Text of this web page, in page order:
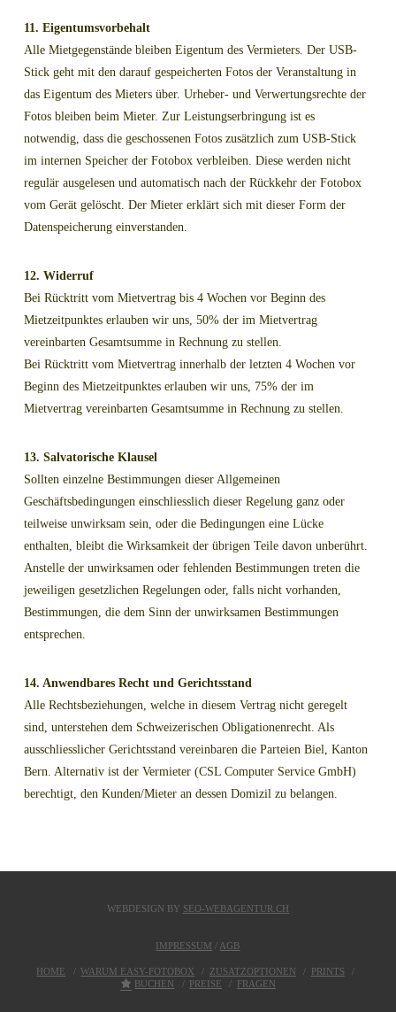
11. Eigentumsvorbehalt
Alle Mietgegenstände bleiben Eigentum des Vermieters. Der USB-
Stick geht mit den darauf gespeicherten Fotos der Veranstaltung in
das Eigentum des Mieters über. Urheber- und Verwertungsrechte der
Fotos bleiben beim Mieter. Zur Leistungserbringung ist es
notwendig, dass die geschossenen Fotos zusätzlich zum USB-Stick
im internen Speicher der Fotobox verbleiben. Diese werden nicht
regulär ausgelesen und automatisch nach der Rückkehr der Fotobox
vom Gerät gelöscht. Der Mieter erklärt sich mit dieser Form der
Datenspeicherung einverstanden.
12. Widerruf
Bei Rücktritt vom Mietvertrag bis 4 Wochen vor Beginn des
Mietzeitpunktes erlauben wir uns, 50% der im Mietvertrag
vereinbarten Gesamtsumme in Rechnung zu stellen.
Bei Rücktritt vom Mietvertrag innerhalb der letzten 4 Wochen vor
Beginn des Mietzeitpunktes erlauben wir uns, 75% der im
Mietvertrag vereinbarten Gesamtsumme in Rechnung zu stellen.
13. Salvatorische Klausel
Sollten einzelne Bestimmungen dieser Allgemeinen
Geschäftsbedingungen einschliesslich dieser Regelung ganz oder
teilweise unwirksam sein, oder die Bedingungen eine Lücke
enthalten, bleibt die Wirksamkeit der übrigen Teile davon unberührt.
Anstelle der unwirksamen oder fehlenden Bestimmungen treten die
jeweiligen gesetzlichen Regelungen oder, falls nicht vorhanden,
Bestimmungen, die dem Sinn der unwirksamen Bestimmungen
entsprechen.
14. Anwendbares Recht und Gerichtsstand
Alle Rechtsbeziehungen, welche in diesem Vertrag nicht geregelt
sind, unterstehen dem Schweizerischen Obligationenrecht. Als
ausschliesslicher Gerichtsstand vereinbaren die Parteien Biel, Kanton
Bern. Alternativ ist der Vermieter (CSL Computer Service GmbH)
berechtigt, den Kunden/Mieter an dessen Domizil zu belangen.
WEBDESIGN BY SEO-WEBAGENTUR.CH
IMPRESSUM / AGB
HOME WARUM EASY-FOTOBOX ZUSATZOPTIONEN
PRINTS
BUCHEN
PREISE FRAGEN